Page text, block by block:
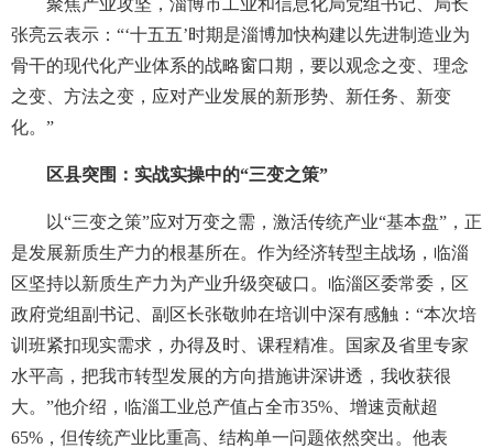
聚焦产业攻坚，淄博市工业和信息化局党组书记、局长
张亮云表示：“‘十五五’时期是淄博加快构建以先进制造业为
骨干的现代化产业体系的战略窗口期，要以观念之变、理念
之变、方法之变，应对产业发展的新形势、新任务、新变
化。”
区县突围：实战实操中的“三变之策”
以“三变之策”应对万变之需，激活传统产业“基本盘”，正
是发展新质生产力的根基所在。作为经济转型主战场，临淄
区坚持以新质生产力为产业升级突破口。临淄区委常委，区
政府党组副书记、副区长张敬帅在培训中深有感触：“本次培
训班紧扣现实需求，办得及时、课程精准。国家及省里专家
水平高，把我市转型发展的方向措施讲深讲透，我收获很
大。”他介绍，临淄工业总产值占全市35%、增速贡献超
65%，但传统产业比重高、结构单一问题依然突出。他表